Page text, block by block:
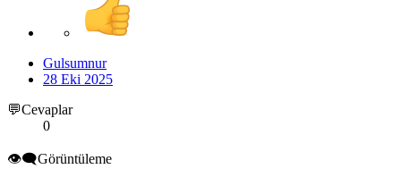
Gulsumnur
28 Eki 2025
💬Cevaplar
0
👁️‍🗨️Görüntüleme